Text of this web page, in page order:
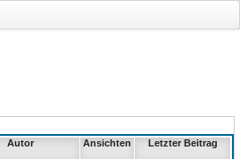
Autor Ansichten Letzter Beitrag